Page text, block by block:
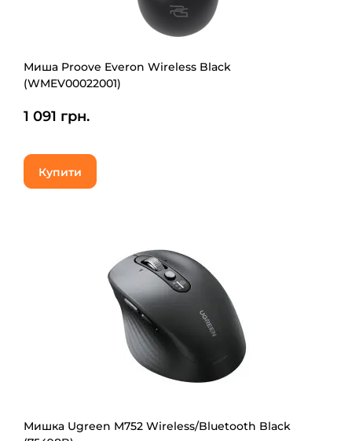
Миша Proove Everon Wireless Black
(WMEV00022001)
1 091 грн.
Купити
Мишка Ugreen M752 Wireless/Bluetooth Black